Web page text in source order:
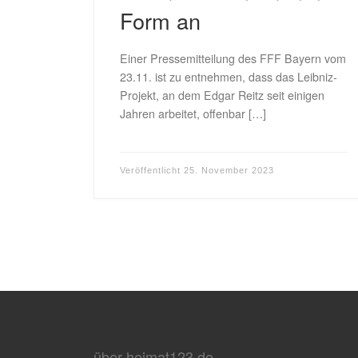
Form an
Einer Pressemitteilung des FFF Bayern vom
23.11. ist zu entnehmen, dass das Leibniz-
Projekt, an dem Edgar Reitz seit einigen
Jahren arbeitet, offenbar […]
Veröffentlicht 25. November 2023